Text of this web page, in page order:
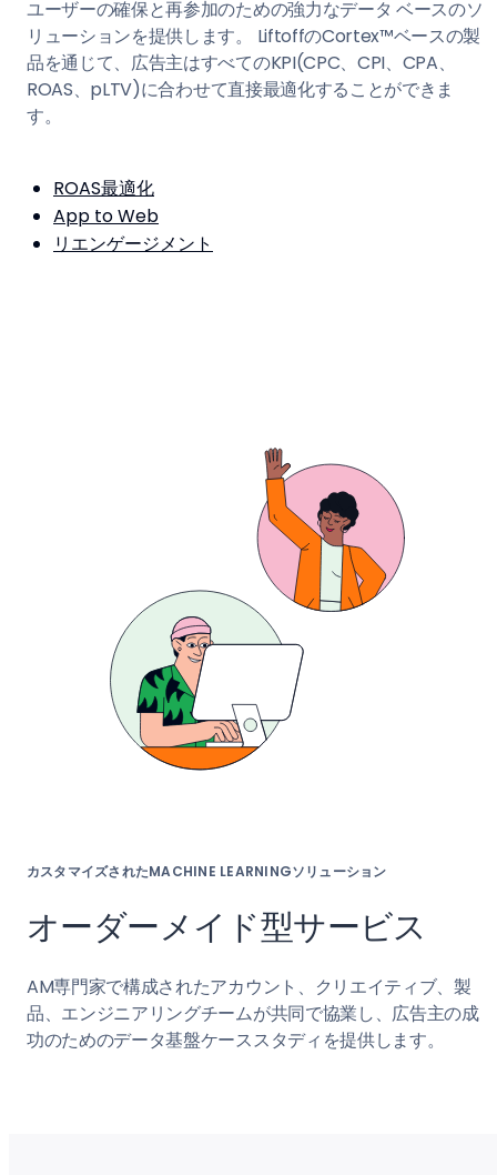
ユーザーの確保と再参加のための強力なデータ ベースのソ
リューションを提供します。 LiftoffのCortex™ベースの製
品を通じて、広告主はすべてのKPI(CPC、CPI、CPA、
ROAS、pLTV)に合わせて直接最適化することができま
す。
ROAS最適化
App to Web
リエンゲージメント
カスタマイズされたMACHINE LEARNINGソリューション
オーダーメイド型サービス
AM専門家で構成されたアカウント、クリエイティブ、製
品、エンジニアリングチームが共同で協業し、広告主の成
功のためのデータ基盤ケーススタディを提供します。